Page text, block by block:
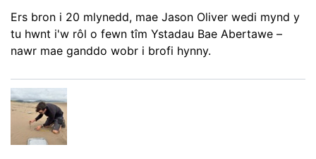
Ers bron i 20 mlynedd, mae Jason Oliver wedi mynd y
tu hwnt i'w rôl o fewn tîm Ystadau Bae Abertawe –
nawr mae ganddo wobr i brofi hynny.